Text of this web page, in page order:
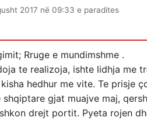
2017 në 09:33 e paradites
Rruge e mundimshme .
te realizoja, ishte lidhja me
hedhur me vite. Te prisje
shqiptare gjat muajve maj,
drejt portit. Pyeta rojen